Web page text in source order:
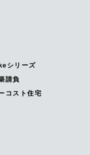
シリーズ
請負
コスト住宅